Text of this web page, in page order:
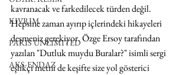
KIVRIM
PARIS UNLIMITED
AKS-ENDAZ
kavranacak ve farkedilecek türden değil.
Hepsine zaman ayırıp içlerindeki hikayeleri
deşmeniz gerekiyor. Özge Ersoy tarafından
yazılan "Dutluk muydu Buralar?" isimli sergi
eşlikçi metni de keşifte size yol gösterici